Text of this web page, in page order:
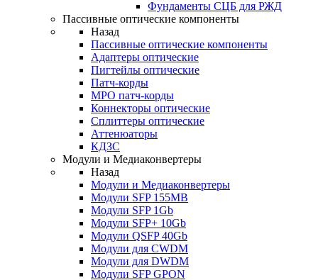
Фундаменты СЦБ для РЖД
Пассивные оптические компоненты
Назад
Пассивные оптические компоненты
Адаптеры оптические
Пигтейлы оптические
Патч-корды
MPO патч-корды
Коннекторы оптические
Сплиттеры оптические
Аттенюаторы
КДЗС
Модули и Медиаконвертеры
Назад
Модули и Медиаконвертеры
Модули SFP 155MB
Модули SFP 1Gb
Модули SFP+ 10Gb
Модули QSFP 40Gb
Модули для CWDM
Модули для DWDM
Модули SFP GPON